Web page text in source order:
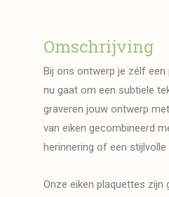
Omschrijving
Bij ons ontwerp je zélf een
nu gaat om een subtiele
graveren jouw ontwerp
van eiken gecombineerd
herinnering of een
Onze eiken plaquettes zijn